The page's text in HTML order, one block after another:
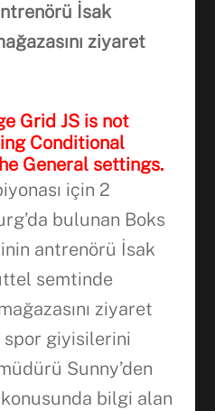
İsak
ziyaret
Grid JS is not
Conditional
General settings.
için 2
bulunan Boks
antrenörü İsak
semtinde
ziyaret
spor giyisilerini
Sunny’den
bilgi alan
Facebook